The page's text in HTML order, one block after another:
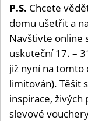
P.S. Chcete
domu ušetřit a
Navštivte online
uskuteční 17. –
již nyní na tomto
limitován). Těšit
inspirace, živých
slevové